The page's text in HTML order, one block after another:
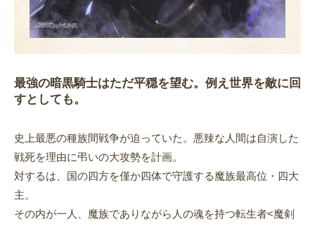
最強の暗黒騎士はただ平穏を望む。例え世界を敵に回
すとしても。
史上最悪の種族間戦争が迫っていた。悪辣な人間は自演した
戦死を理由に弔いの大攻勢を計画。
対するは、国の四方を僅か四体で守護する魔族最高位・四大
主。
その内が一人、魔族でありながら人の魂を持つ転生者<魔剣